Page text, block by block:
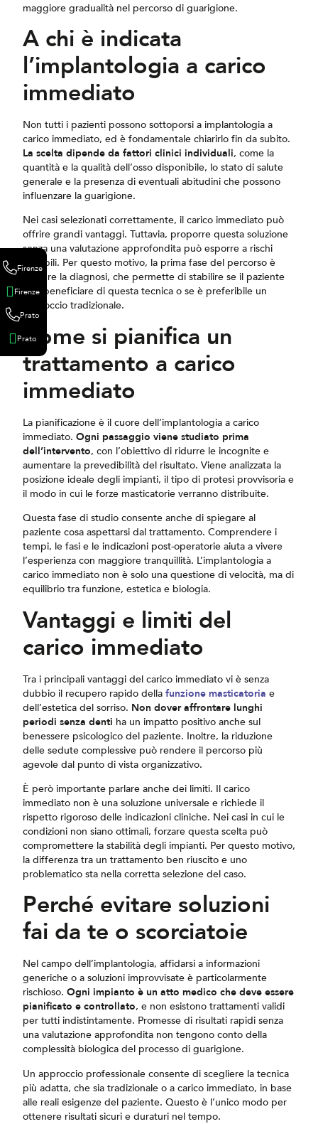
maggiore gradualità nel percorso di guarigione.
A chi è indicata
l’implantologia a carico
immediato
Non tutti i pazienti possono sottoporsi a implantologia a
carico immediato, ed è fondamentale chiarirlo fin da subito.
La scelta dipende da fattori clinici individuali, come la
quantità e la qualità dell’osso disponibile, lo stato di salute
generale e la presenza di eventuali abitudini che possono
influenzare la guarigione.
Nei casi selezionati correttamente, il carico immediato può
offrire grandi vantaggi. Tuttavia, proporre questa soluzione
senza una valutazione approfondita può esporre a rischi
evitabili. Per questo motivo, la prima fase del percorso è
sempre la diagnosi, che permette di stabilire se il paziente
può beneficiare di questa tecnica o se è preferibile un
approccio tradizionale.
Come si pianifica un
trattamento a carico
immediato
La pianificazione è il cuore dell’implantologia a carico
immediato. Ogni passaggio viene studiato prima
dell’intervento, con l’obiettivo di ridurre le incognite e
aumentare la prevedibilità del risultato. Viene analizzata la
posizione ideale degli impianti, il tipo di protesi provvisoria e
il modo in cui le forze masticatorie verranno distribuite.
Questa fase di studio consente anche di spiegare al
paziente cosa aspettarsi dal trattamento. Comprendere i
tempi, le fasi e le indicazioni post-operatorie aiuta a vivere
l’esperienza con maggiore tranquillità. L’implantologia a
carico immediato non è solo una questione di velocità, ma di
equilibrio tra funzione, estetica e biologia.
Vantaggi e limiti del
carico immediato
Tra i principali vantaggi del carico immediato vi è senza
dubbio il recupero rapido della funzione masticatoria e
dell’estetica del sorriso. Non dover affrontare lunghi
periodi senza denti ha un impatto positivo anche sul
benessere psicologico del paziente. Inoltre, la riduzione
delle sedute complessive può rendere il percorso più
agevole dal punto di vista organizzativo.
È però importante parlare anche dei limiti. Il carico
immediato non è una soluzione universale e richiede il
rispetto rigoroso delle indicazioni cliniche. Nei casi in cui le
condizioni non siano ottimali, forzare questa scelta può
compromettere la stabilità degli impianti. Per questo motivo,
la differenza tra un trattamento ben riuscito e uno
problematico sta nella corretta selezione del caso.
Perché evitare soluzioni
fai da te o scorciatoie
Nel campo dell’implantologia, affidarsi a informazioni
generiche o a soluzioni improvvisate è particolarmente
rischioso. Ogni impianto è un atto medico che deve essere
pianificato e controllato, e non esistono trattamenti validi
per tutti indistintamente. Promesse di risultati rapidi senza
una valutazione approfondita non tengono conto della
complessità biologica del processo di guarigione.
Un approccio professionale consente di scegliere la tecnica
più adatta, che sia tradizionale o a carico immediato, in base
alle reali esigenze del paziente. Questo è l’unico modo per
ottenere risultati sicuri e duraturi nel tempo.
Firenze
Firenze
Prato
Prato